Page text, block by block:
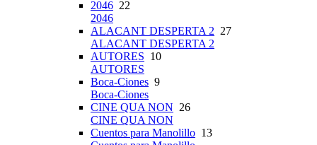
2046 22
2046
ALACANT DESPERTA 2 27
ALACANT DESPERTA 2
AUTORES 10
AUTORES
Boca-Ciones 9
Boca-Ciones
CINE QUA NON 26
CINE QUA NON
Cuentos para Manolillo 13